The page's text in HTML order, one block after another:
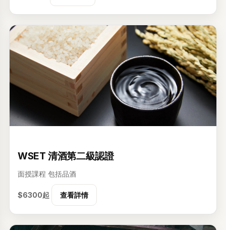
WSET 清酒第二級認證
面授課程 包括品酒
$6300起 查看詳情